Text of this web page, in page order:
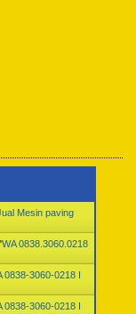
Mesin paving
WA 0838.3060.0218
0838-3060-0218 I
0838-3060-0218 I